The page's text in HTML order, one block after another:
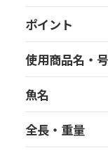
ポイント
使用商品名・
魚名
全長・重量